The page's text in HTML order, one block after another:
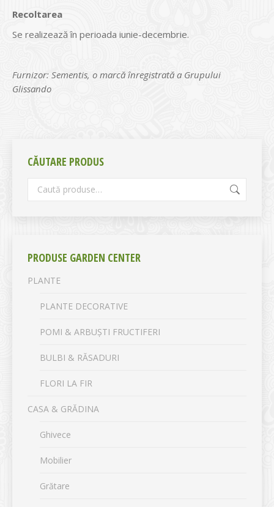
Recoltarea
Se realizează în perioada iunie-decembrie.
Furnizor: Sementis, o marcă înregistrată a Grupului
Glissando
CĂUTARE PRODUS
PRODUSE GARDEN CENTER
PLANTE
PLANTE DECORATIVE
POMI & ARBUȘTI FRUCTIFERI
BULBI & RĂSADURI
FLORI LA FIR
CASA & GRĂDINA
Ghivece
Mobilier
Grătare